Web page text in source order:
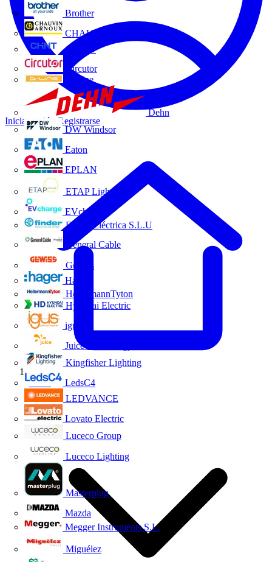
Brother
CHAUVIN ARNOUX
CHINT
Circutor
D-Line
Dehn
DW Windsor
Eaton
EPLAN
ETAP Lighting
EVcharge
Finder Eléctrica S.L.U
General Cable
Gewiss
Hager
HellermannTyton
Hyundai Electric
igus
Juice Technology
Kingfisher Lighting
LedsC4
LEDVANCE
Lovato Electric
Luceco Group
Luceco Lighting
Masterplug
Mazda
Megger Instruments S.L.
Miguélez
Iniciar sesión Registrarse
Inicio